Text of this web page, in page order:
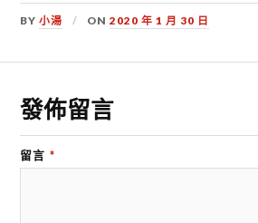
BY小湯 ON2020 年 1 月 30 日
發佈留言
留言 *